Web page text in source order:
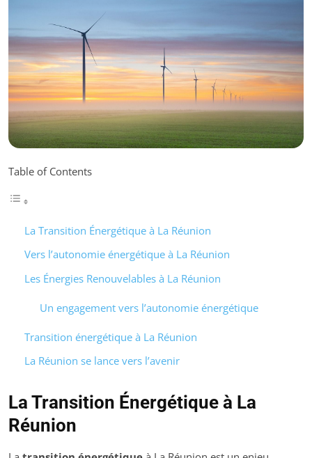
Table of Contents
La Transition Énergétique à La Réunion
Vers l’autonomie énergétique à La Réunion
Les Énergies Renouvelables à La Réunion
Un engagement vers l’autonomie énergétique
Transition énergétique à La Réunion
La Réunion se lance vers l’avenir
La Transition Énergétique à La
Réunion